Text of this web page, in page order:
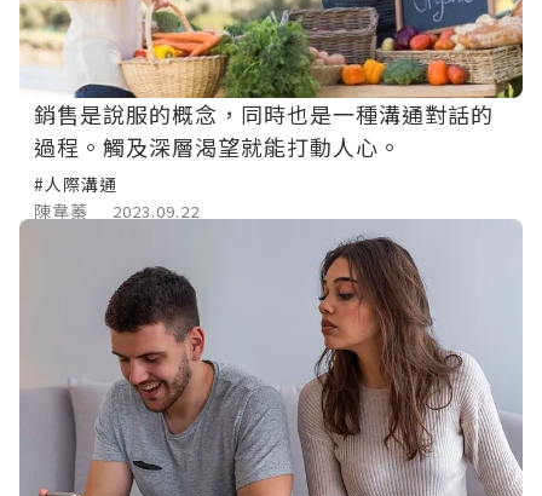
銷售是說服的概念，同時也是一種溝通對話的
過程。觸及深層渴望就能打動人心。
#人際溝通
陳韋蓁
2023.09.22